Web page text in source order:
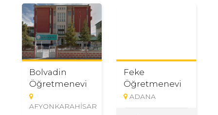
Bolvadin
Öğretmenevi
AFYONKARAHİSAR
Feke
Öğretmenevi
ADANA